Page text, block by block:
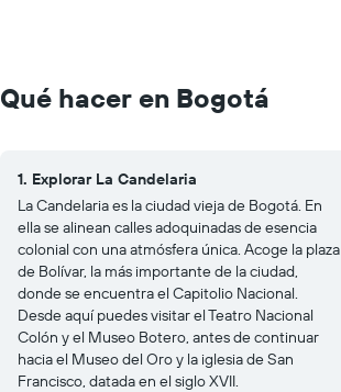
Qué hacer en Bogotá
1. Explorar La Candelaria
La Candelaria es la ciudad vieja de Bogotá. En
ella se alinean calles adoquinadas de esencia
colonial con una atmósfera única. Acoge la plaza
de Bolívar, la más importante de la ciudad,
donde se encuentra el Capitolio Nacional.
Desde aquí puedes visitar el Teatro Nacional
Colón y el Museo Botero, antes de continuar
hacia el Museo del Oro y la iglesia de San
Francisco, datada en el siglo XVII.